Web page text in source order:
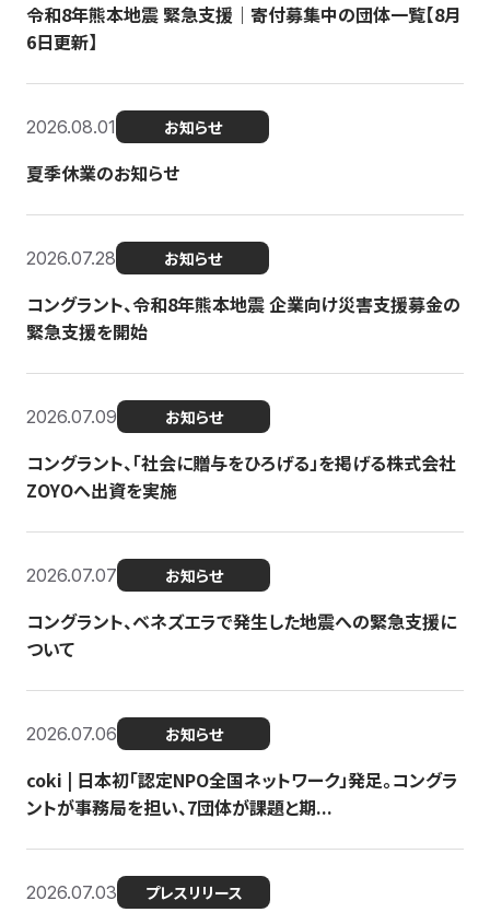
令和8年熊本地震 緊急支援｜寄付募集中の団体一覧【8月
6日更新】
2026.08.01 お知らせ
夏季休業のお知らせ
2026.07.28 お知らせ
コングラント、令和8年熊本地震 企業向け災害支援募金の
緊急支援を開始
2026.07.09 お知らせ
コングラント、「社会に贈与をひろげる」を掲げる株式会社
ZOYOへ出資を実施
2026.07.07 お知らせ
コングラント、ベネズエラで発生した地震への緊急支援に
ついて
2026.07.06 お知らせ
coki | 日本初「認定NPO全国ネットワーク」発足。コングラ
ントが事務局を担い、7団体が課題と期...
2026.07.03 プレスリリース